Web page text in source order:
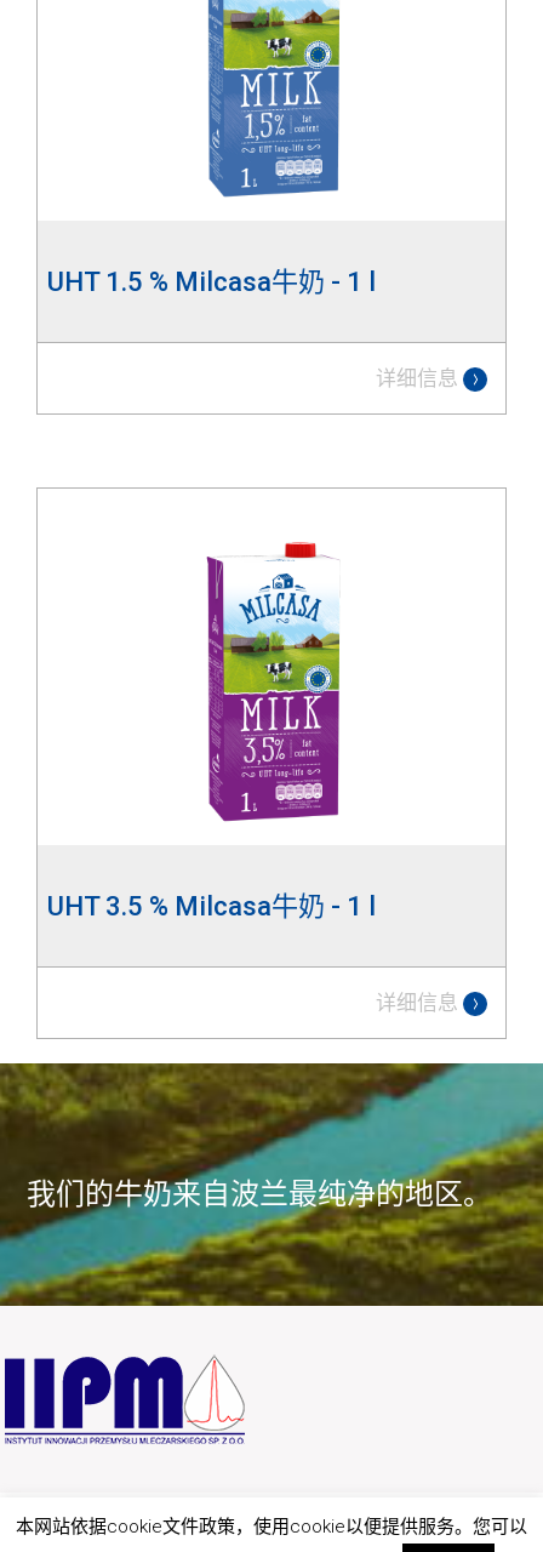
UHT 1.5 % Milcasa牛奶 - 1 l
详细信息
UHT 3.5 % Milcasa牛奶 - 1 l
详细信息
我们的牛奶来自波兰最纯净的地区。
本网站依据cookie文件政策，使用cookie以便提供服务。您可以